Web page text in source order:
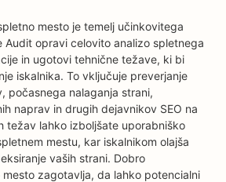
mesto je temelj učinkovitega
Audit opravi celovito analizo spletnega
in ugotovi tehnične težave, ki bi
iskalnika. To vključuje preverjanje
počasnega nalaganja strani,
naprav in drugih dejavnikov SEO na
težav lahko izboljšate uporabniško
mestu, kar iskalnikom olajša
vaših strani. Dobro
zagotavlja, da lahko potencialni